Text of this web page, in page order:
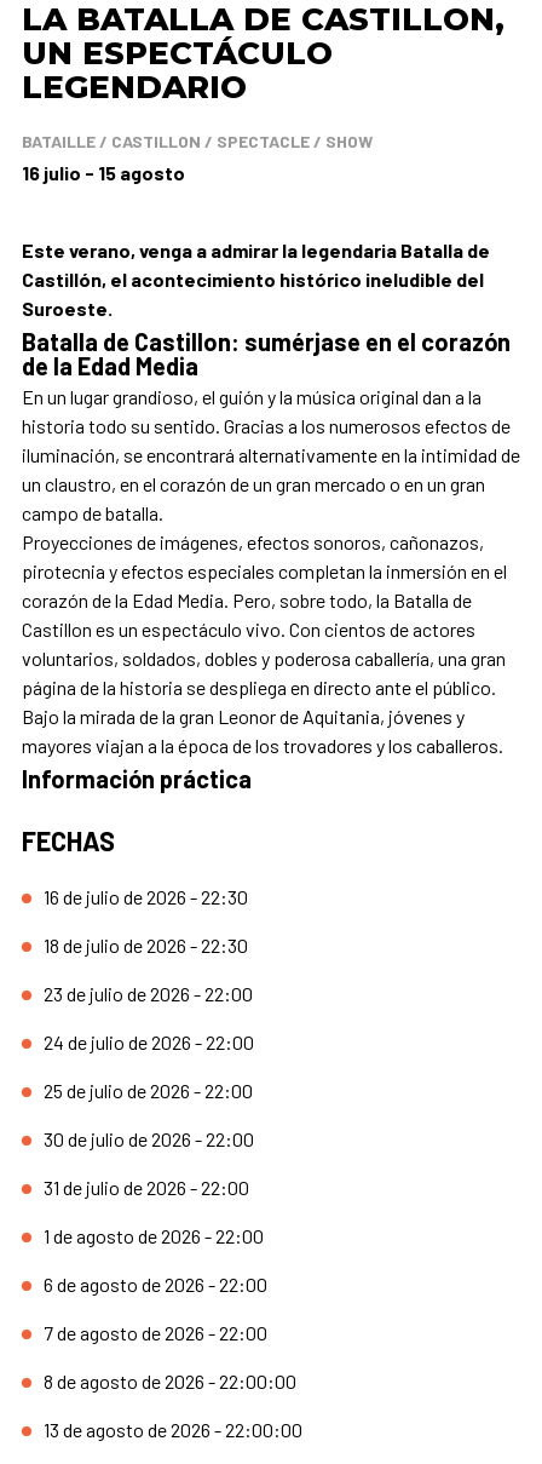
LA BATALLA DE CASTILLON,
UN ESPECTÁCULO
LEGENDARIO
BATAILLE / CASTILLON / SPECTACLE / SHOW
16 julio - 15 agosto
Este verano, venga a admirar la legendaria Batalla de
Castillón, el acontecimiento histórico ineludible del
Suroeste.
Batalla de Castillon: sumérjase en el corazón
de la Edad Media
En un lugar grandioso, el guión y la música original dan a la
historia todo su sentido. Gracias a los numerosos efectos de
iluminación, se encontrará alternativamente en la intimidad de
un claustro, en el corazón de un gran mercado o en un gran
campo de batalla.
Proyecciones de imágenes, efectos sonoros, cañonazos,
pirotecnia y efectos especiales completan la inmersión en el
corazón de la Edad Media. Pero, sobre todo, la Batalla de
Castillon es un espectáculo vivo. Con cientos de actores
voluntarios, soldados, dobles y poderosa caballería, una gran
página de la historia se despliega en directo ante el público.
Bajo la mirada de la gran Leonor de Aquitania, jóvenes y
mayores viajan a la época de los trovadores y los caballeros.
Información práctica
FECHAS
16 de julio de 2026 - 22:30
18 de julio de 2026 - 22:30
23 de julio de 2026 - 22:00
24 de julio de 2026 - 22:00
25 de julio de 2026 - 22:00
30 de julio de 2026 - 22:00
31 de julio de 2026 - 22:00
1 de agosto de 2026 - 22:00
6 de agosto de 2026 - 22:00
7 de agosto de 2026 - 22:00
8 de agosto de 2026 - 22:00:00
13 de agosto de 2026 - 22:00:00